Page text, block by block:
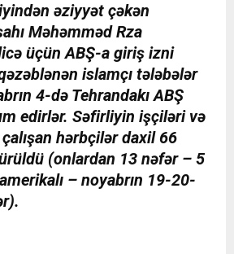
əziyyət çəkən
Məhəmməd Rza
üçün ABŞ-a giriş izni
islamçı tələbələr
4-də Tehrandakı ABŞ
edirlər. Səfirliyin işçiləri və
hərbçilər daxil 66
(onlardan 13 nəfər – 5
– noyabrın 19-20-